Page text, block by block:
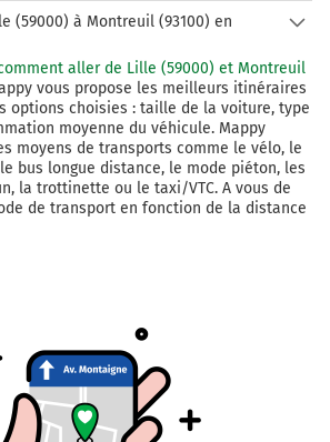
(59000) à Montreuil (93100) en
aller de Lille (59000) et Montreuil
vous propose les meilleurs itinéraires
options choisies : taille de la voiture, type
moyenne du véhicule. Mappy
moyens de transports comme le vélo, le
bus longue distance, le mode piéton, les
la trottinette ou le taxi/VTC. A vous de
de transport en fonction de la distance